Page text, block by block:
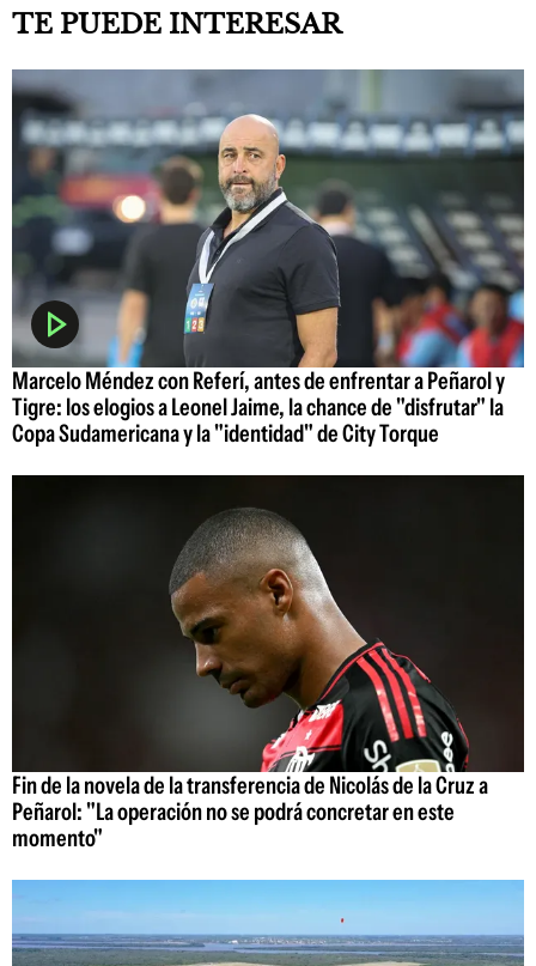
TE PUEDE INTERESAR
Marcelo Méndez con Referí, antes de enfrentar a Peñarol y
Tigre: los elogios a Leonel Jaime, la chance de "disfrutar" la
Copa Sudamericana y la "identidad" de City Torque
Fin de la novela de la transferencia de Nicolás de la Cruz a
Peñarol: "La operación no se podrá concretar en este
momento"